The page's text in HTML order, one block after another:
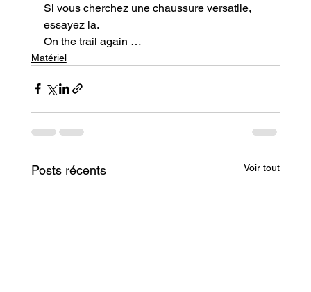
Si vous cherchez une chaussure versatile,
essayez la.
On the trail again …
Matériel
Posts récents Voir tout